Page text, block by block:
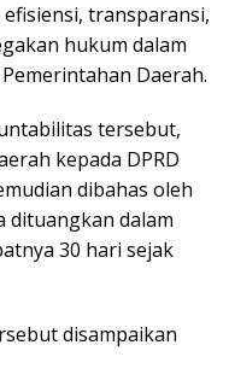
transparansi,
hukum dalam
Daerah.
tersebut,
kepada DPRD
dibahas oleh
dituangkan dalam
30 hari sejak
disampaikan